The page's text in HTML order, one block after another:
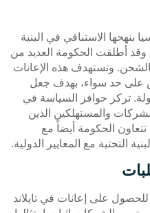
بنهجها الاستباقي في البنية
وقد أطلقت الحكومة العديد من
وتستهدف هذه الإعانات
على حد سواء، بهدف جعل
تركز حوافز السياسة في
للشركات والمستهلكين الذين
الحكومة أيضاً مع
التحتية مع المعايير الدولية.
على إعانات في تايلاند